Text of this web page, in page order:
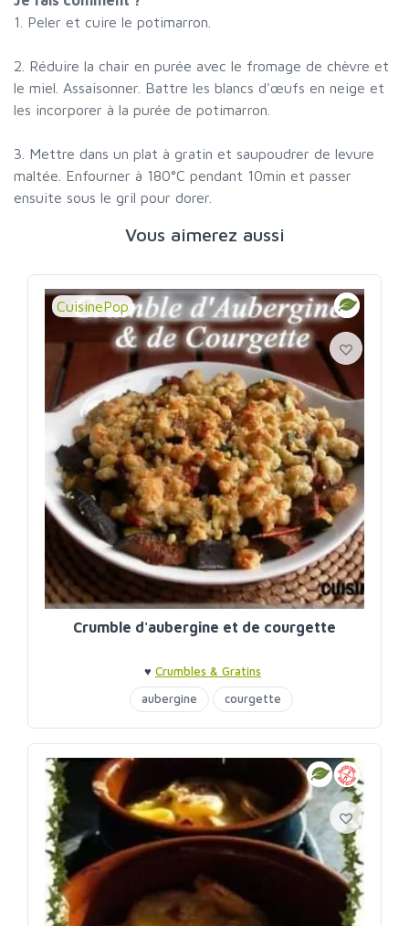
1. Peler et cuire le potimarron.
2. Réduire la chair en purée avec le fromage de chèvre et
le miel. Assaisonner. Battre les blancs d'œufs en neige et
les incorporer à la purée de potimarron.
3. Mettre dans un plat à gratin et saupoudrer de levure
maltée. Enfourner à 180°C pendant 10min et passer
ensuite sous le gril pour dorer.
Vous aimerez aussi
CuisinePop
Crumble d'aubergine et de courgette
♥ Crumbles & Gratins
aubergine
courgette